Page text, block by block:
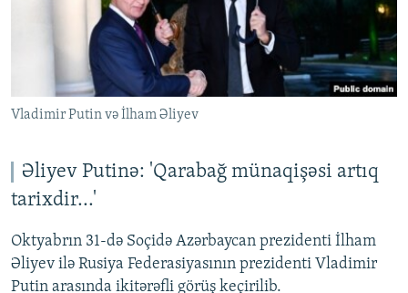
Vladimir Putin və İlham Əliyev
Əliyev Putinə: 'Qarabağ münaqişəsi artıq
tarixdir...'
Oktyabrın 31-də Soçidə Azərbaycan prezidenti İlham
Əliyev ilə Rusiya Federasiyasının prezidenti Vladimir
Putin arasında ikitərəfli görüş keçirilib.